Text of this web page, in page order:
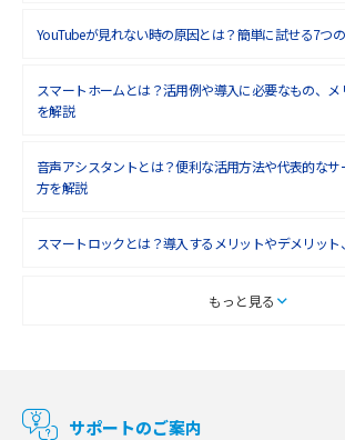
YouTubeが見れない時の原因とは？簡単に試せる7つ
スマートホームとは？活用例や導入に必要なもの、
を解説
音声アシスタントとは？便利な活用方法や代表的な
方を解説
スマートロックとは？導入するメリットやデメリッ
スマートテレビとは？特徴や選び方、使い方をわかり
マンションで使えるWi-Fiは？種類ごとの特徴や選び方
もっと見る
サポートのご案内